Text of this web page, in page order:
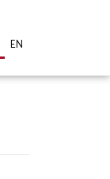
EN